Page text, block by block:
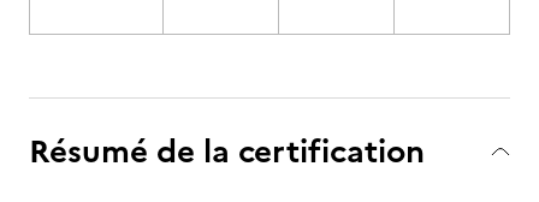
Résumé de la certification